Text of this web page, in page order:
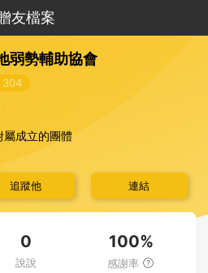
友檔案
弱勢輔助協會
304
成立的團體
協會
註明奉獻項目)
31日
字第0970609880號核准設立
養人，持續一年以上，幫助六歲以
追蹤他 連結
0
說說
100%
感謝率